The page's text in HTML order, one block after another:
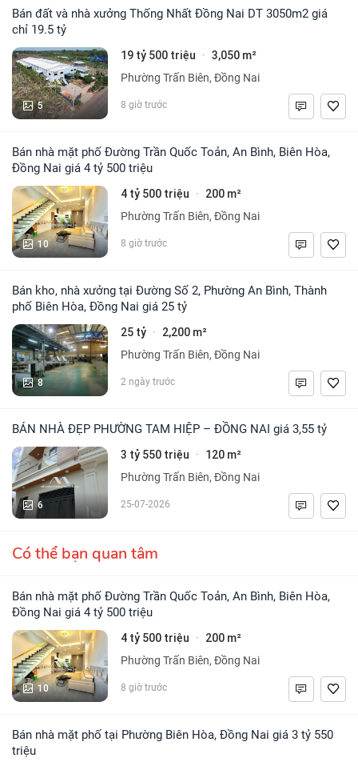
Bán đất và nhà xưởng Thống Nhất Đồng Nai DT 3050m2 giá
chỉ 19.5 tỷ
5
19 tỷ 500 triệu · 3,050 m²
Phường Trấn Biên, Đồng Nai
8 giờ trước
Bán nhà mặt phố Đường Trần Quốc Toản, An Bình, Biên Hòa,
Đồng Nai giá 4 tỷ 500 triệu
10
4 tỷ 500 triệu · 200 m²
Phường Trấn Biên, Đồng Nai
8 giờ trước
Bán kho, nhà xưởng tại Đường Số 2, Phường An Bình, Thành
phố Biên Hòa, Đồng Nai giá 25 tỷ
8
25 tỷ · 2,200 m²
Phường Trấn Biên, Đồng Nai
2 ngày trước
BÁN NHÀ ĐẸP PHƯỜNG TAM HIỆP – ĐỒNG NAI giá 3,55 tỷ
6
3 tỷ 550 triệu · 120 m²
Phường Trấn Biên, Đồng Nai
25-07-2026
Có thể bạn quan tâm
Bán nhà mặt phố Đường Trần Quốc Toản, An Bình, Biên Hòa,
Đồng Nai giá 4 tỷ 500 triệu
10
4 tỷ 500 triệu · 200 m²
Phường Trấn Biên, Đồng Nai
8 giờ trước
Bán nhà mặt phố tại Phường Biên Hòa, Đồng Nai giá 3 tỷ 550
triệu